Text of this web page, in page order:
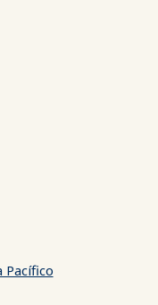
Pacífico